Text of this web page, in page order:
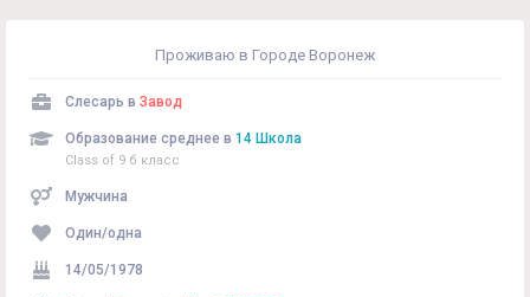
Проживаю в Городе Воронеж
Слесарь в Завод
Образование среднее в 14 Школа
Class of 9 б класс
Мужчина
Один/одна
14/05/1978